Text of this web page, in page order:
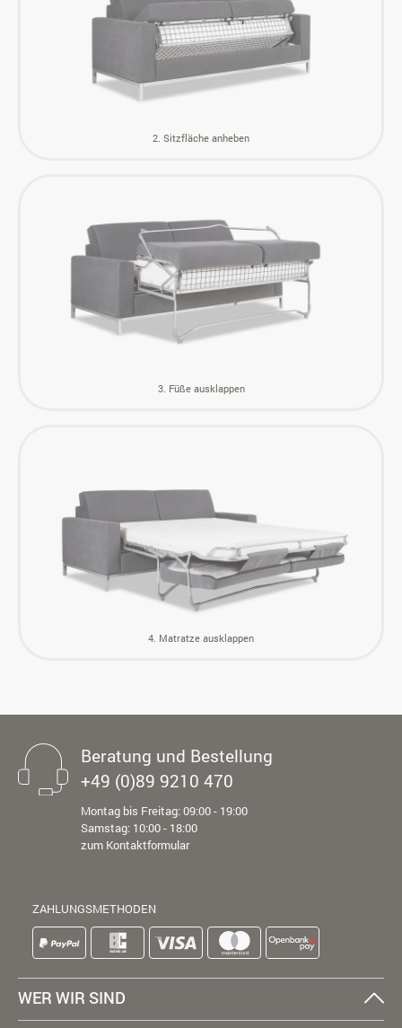
2. Sitzfläche anheben
3. Füße ausklappen
4. Matratze ausklappen
Beratung und Bestellung
+49 (0)89 9210 470
Montag bis Freitag: 09:00 - 19:00
Samstag: 10:00 - 18:00
zum Kontaktformular
ZAHLUNGSMETHODEN
WER WIR SIND